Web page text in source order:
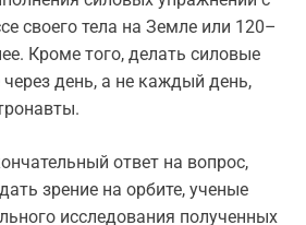
своего тела на Земле или 120–
Кроме того, делать силовые
день, а не каждый день,
ответ на вопрос,
зрение на орбите, ученые
исследования полученных